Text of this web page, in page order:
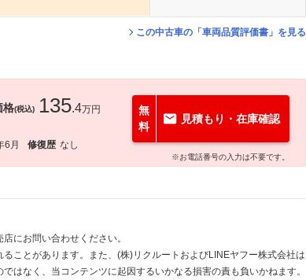
この中古車の「車両品質評価書」を見る
格(税込) 135.4万円
6月 修復歴 なし
無
料
見積もり・在庫確認
※お電話番号の入力は不要です。
にお問い合わせください。
ことがあります。また、(株)リクルートおよびLINEヤフー株式会社は
はなく、当コンテンツに起因するいかなる損害の責も負いかねます。